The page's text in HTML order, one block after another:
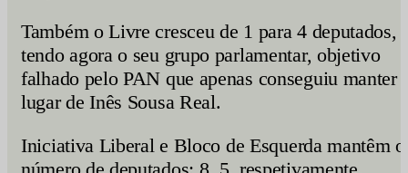
Também o Livre cresceu de 1 para 4 deputados,
tendo agora o seu grupo parlamentar, objetivo
falhado pelo PAN que apenas conseguiu manter
lugar de Inês Sousa Real.
Iniciativa Liberal e Bloco de Esquerda mantêm o